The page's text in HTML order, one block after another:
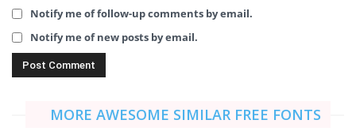
Notify me of follow-up comments by email.
Notify me of new posts by email.
MORE AWESOME SIMILAR FREE FONTS